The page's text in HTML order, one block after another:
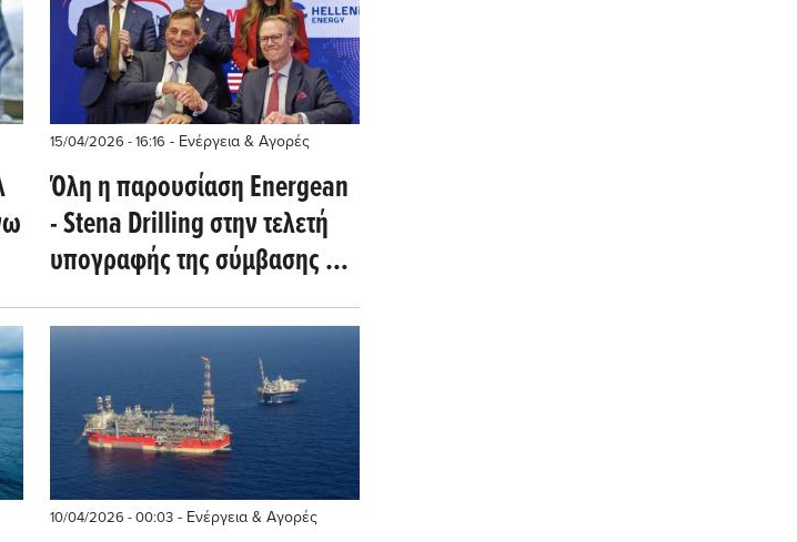
15/04/2026 - 16:16 - Ενέργεια & Αγορές
Όλη η παρουσίαση Energean
- Stena Drilling στην τελετή
υπογραφής της σύμβασης για
το Βlock 2
10/04/2026 - 00:03- Ενέργεια & Αγορές